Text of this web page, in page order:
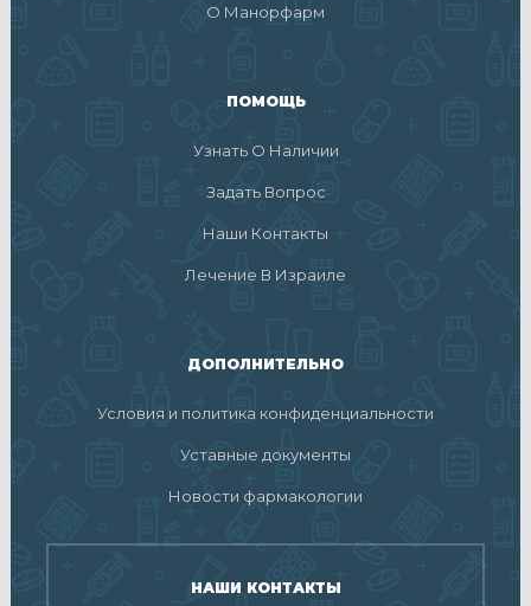
О Манорфарм
ПОМОЩЬ
Узнать О Наличии
Задать Вопрос
Наши Контакты
Лечение В Израиле
ДОПОЛНИТЕЛЬНО
Условия и политика конфиденциальности
Уставные документы
Новости фармакологии
НАШИ КОНТАКТЫ